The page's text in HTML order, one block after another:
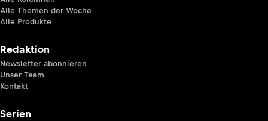
Alle Themen der Woche
Alle Produkte
Redaktion
Newsletter abonnieren
Unser Team
Kontakt
Serien